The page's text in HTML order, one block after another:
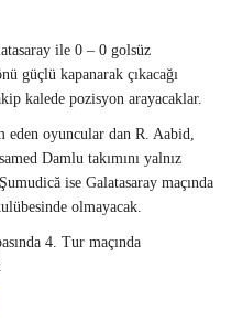
ile 0 – 0 golsüz
güçlü kapanarak çıkacağı
kalede pozisyon arayacaklar.
eden oyuncular dan R. Aabid,
Damlu takımını yalnız
ise Galatasaray maçında
olmayacak.
4. Tur maçında